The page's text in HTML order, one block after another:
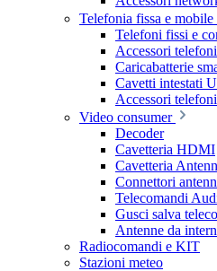
Telefonia fissa e mobile
Telefoni fissi e
Accessori
Caricabatterie
Cavetti intestati
Accessori
Video consumer
Decoder
Cavetteria HDMI
Cavetteria
Connettori
Telecomandi
Gusci salva
Antenne da
Radiocomandi e KIT
Stazioni meteo